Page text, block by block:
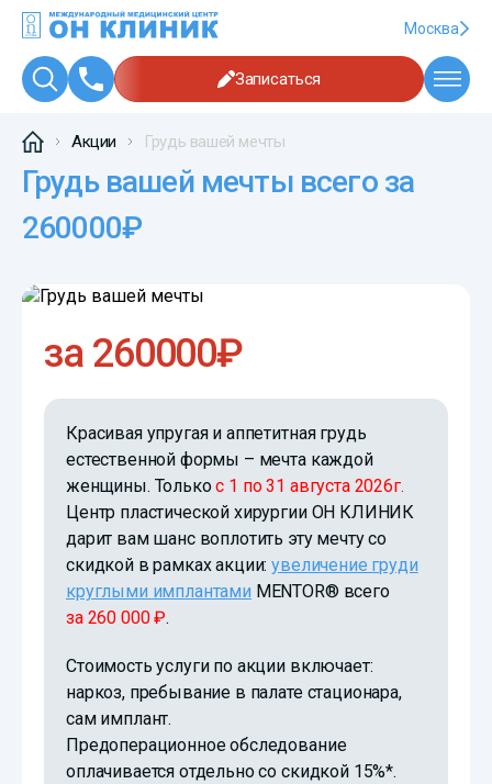
Москва
Записаться
Акции Грудь вашей мечты
Грудь вашей мечты всего за
260000₽
за 260000₽
Красивая упругая и аппетитная грудь
естественной формы – мечта каждой
женщины. Толькос 1 по 31 августа 2026г.
Центр пластической хирургии ОН КЛИНИК
дарит вам шанс воплотить эту мечту со
скидкой в рамках акции:увеличение груди
круглыми имплантами MENTOR® всего
за 260 000 ₽.
Стоимость услуги по акции включает:
наркоз, пребывание в палате стационара,
сам имплант.
Предоперационное обследование
оплачивается отдельно со скидкой 15%*.